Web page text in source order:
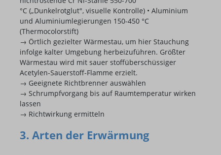
°C („Dunkelrotglut", visuelle Kontrolle) • Aluminium
und Aluminiumlegierungen 150-450 °C
(Thermocolorstift)
→ Örtlich gezielter Wärmestau, um hier Stauchung
infolge kalter Umgebung herbeizuführen. Größter
Wärmestau wird mit sauer stoffüberschüssiger
Acetylen-Sauerstoff-Flamme erzielt.
→ Geeignete Richtbrenner auswählen
→ Schrumpfvorgang bis auf Raumtemperatur wirken
lassen
→ Richtwirkung ermitteln
3. Arten der Erwärmung